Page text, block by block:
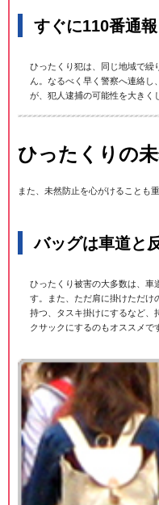
すぐに110番通報
ひったくり犯は、同じ地域で繰
ん。なるべく早く警察へ連絡し
が、犯人逮捕の可能性を大きく
ひったくりの
また、未然防止を心がけることも
バッグは車道と
ひったくり被害の大多数は、車
す。また、ただ肩に掛けただけ
持つ、タスキ掛けにするなど、
クサックにするのもオススメで